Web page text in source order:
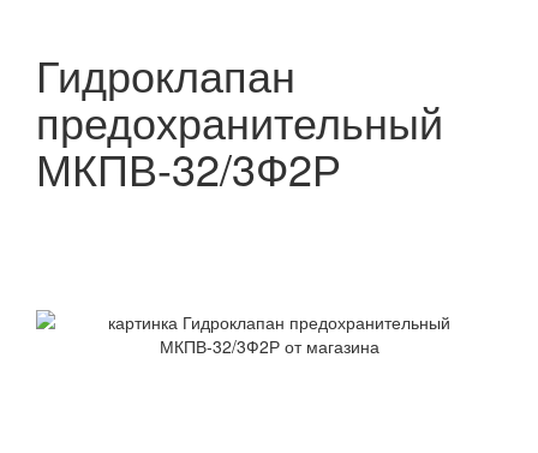
Гидроклапан
предохранительный
МКПВ-32/3Ф2Р